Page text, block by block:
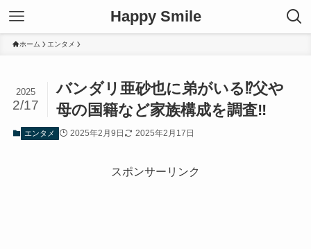
Happy Smile
ホーム エンタメ
バンダリ亜砂也に弟がいる⁉父や
母の国籍など家族構成を調査‼
2025
2/17
エンタメ 2025年2月9日 2025年2月17日
スポンサーリンク